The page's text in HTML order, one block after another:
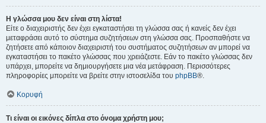
Η γλώσσα μου δεν είναι στη λίστα!
Είτε ο διαχειριστής δεν έχει εγκαταστήσει τη γλώσσα σας ή κανείς δεν έχει
μεταφράσει αυτό το σύστημα συζητήσεων στη γλώσσα σας. Προσπαθήστε να
ζητήσετε από κάποιον διαχειριστή του συστήματος συζητήσεων αν μπορεί να
εγκαταστήσει το πακέτο γλώσσας που χρειάζεστε. Εάν το πακέτο γλώσσας δεν
υπάρχει, μπορείτε να δημιουργήσετε μια νέα μετάφραση. Περισσότερες
πληροφορίες μπορείτε να βρείτε στην ιστοσελίδα του phpBB®.
Κορυφή
Τι είναι οι εικόνες δίπλα στο όνομα χρήστη μου;